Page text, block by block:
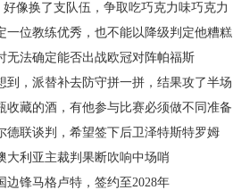
像换了支队伍，争取吃巧克力味巧克力
一位教练优秀，也不能以降级判定他糟糕
无法确定能否出战欧冠对阵帕福斯
到，派替补去防守拼一拼，结果攻了半场
收藏的酒，有他参与比赛必须做不同准备
德联谈判，希望签下后卫泽特斯特罗姆
大利亚主裁判果断吹响中场哨
边锋马格卢特，签约至2028年